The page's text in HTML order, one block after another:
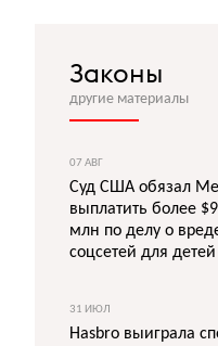
Законы
другие материалы
07 АВГ
Суд США обязал
выплатить более
млн по делу о
соцсетей для детей
31 ИЮЛ
Hasbro выиграла